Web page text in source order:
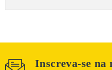
Inscreva-se na